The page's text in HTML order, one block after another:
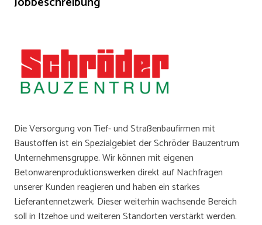
Die Versorgung von Tief- und Straßenbaufirmen mit
Baustoffen ist ein Spezialgebiet der Schröder Bauzentrum
Unternehmensgruppe. Wir können mit eigenen
Betonwarenproduktionswerken direkt auf Nachfragen
unserer Kunden reagieren und haben ein starkes
Lieferantennetzwerk. Dieser weiterhin wachsende Bereich
soll in Itzehoe und weiteren Standorten verstärkt werden.